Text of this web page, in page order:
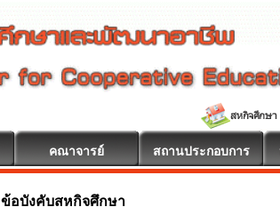
คณาจารย์ สถานประกอบการ
ข้อบังคับสหกิจศึกษา